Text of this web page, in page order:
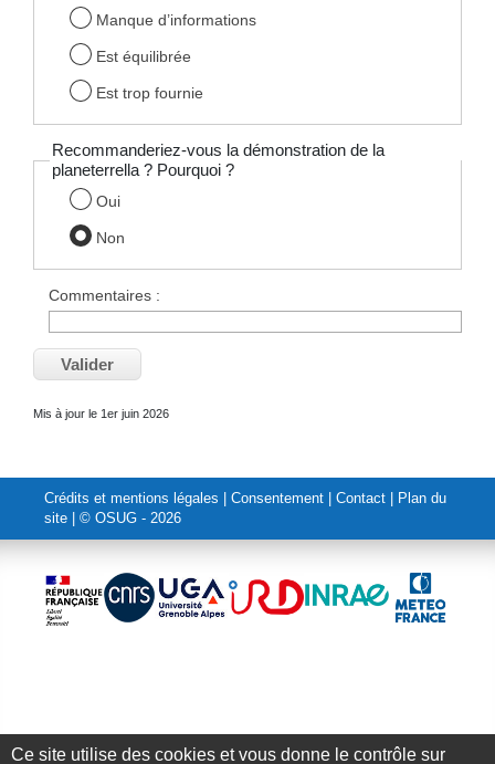
Manque d’informations
Est équilibrée
Est trop fournie
Recommanderiez-vous la démonstration de la
planeterrella ? Pourquoi ?
Oui
Non
Commentaires :
Valider
Mis à jour le 1er juin 2026
Crédits et mentions légales Consentement Contact
Plan du
site | © OSUG - 2026
Ce site utilise des cookies et vous donne le contrôle sur